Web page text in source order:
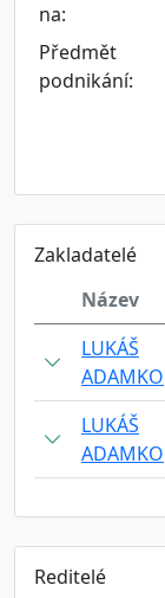
na:
Předmět
podnikání:
Zakladatelé
Název
LUKÁŠ
ADAMKO
LUKÁŠ
ADAMKO
Reditelé